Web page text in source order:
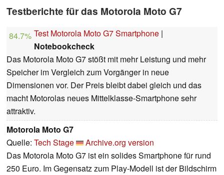
Testberichte für das Motorola Moto G7
84.7% Test Motorola Moto G7 Smartphone |
Notebookcheck
Das Motorola Moto G7 stößt mit mehr Leistung und mehr
Speicher im Vergleich zum Vorgänger in neue
Dimensionen vor. Der Preis bleibt dabei gleich und das
macht Motorolas neues Mittelklasse-Smartphone sehr
attraktiv.
Motorola Moto G7
Quelle: Tech Stage
Archive.org version
Das Motorola Moto G7 ist ein solides Smartphone für rund
250 Euro. Im Gegensatz zum Play-Modell ist der Bildschirm